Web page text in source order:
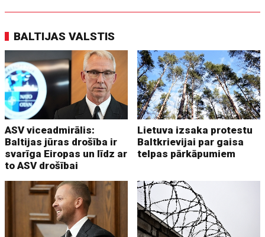
BALTIJAS VALSTIS
ASV viceadmirālis:
Baltijas jūras drošība ir
svarīga Eiropas un līdz ar
to ASV drošībai
Lietuva izsaka protestu
Baltkrievijai par gaisa
telpas pārkāpumiem